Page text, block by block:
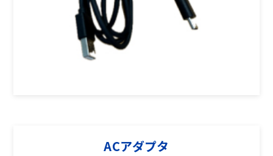
ACアダプタ